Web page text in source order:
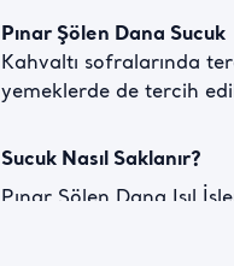
Pınar Şölen Dana Sucuk
Kahvaltı sofralarında
yemeklerde de tercih
Sucuk Nasıl Saklanır?
Pınar Şölen Dana Isıl
0 ile 4 derece